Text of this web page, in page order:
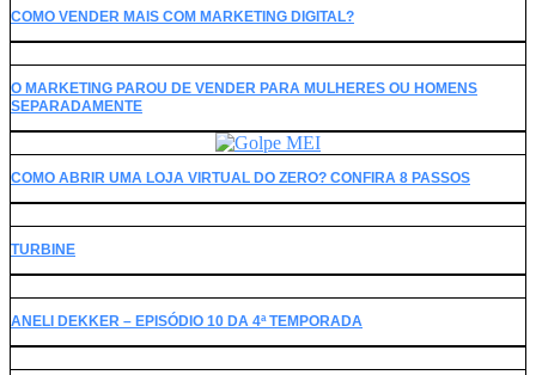
COMO VENDER MAIS COM MARKETING DIGITAL?
O MARKETING PAROU DE VENDER PARA MULHERES OU HOMENS
SEPARADAMENTE
COMO ABRIR UMA LOJA VIRTUAL DO ZERO? CONFIRA 8 PASSOS
TURBINE
ANELI DEKKER – EPISÓDIO 10 DA 4ª TEMPORADA